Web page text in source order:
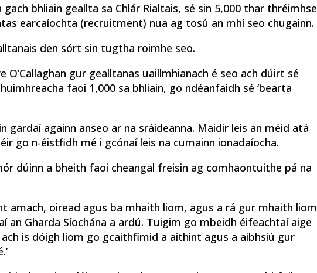
gach bhliain geallta sa Chlár Rialtais, sé sin 5,000 thar thréimhse
earcaíochta (recruitment) nua ag tosú an mhí seo chugainn.
den sórt sin tugtha roimhe seo.
O’Callaghan gur gealltanas uaillmhianach é seo ach dúirt sé
faoi 1,000 sa bhliain, go ndéanfaidh sé ‘bearta
gardaí againn anseo ar na sráideanna. Maidir leis an méid atá
go n-éistfidh mé i gcónaí leis na cumainn ionadaíocha.
dúinn a bheith faoi cheangal freisin ag comhaontuithe pá na
amach, oiread agus ba mhaith liom, agus a rá gur mhaith liom
an Gharda Síochána a ardú. Tuigim go mbeidh éifeachtaí aige
ach is dóigh liom go gcaithfimid a aithint agus a aibhsiú gur